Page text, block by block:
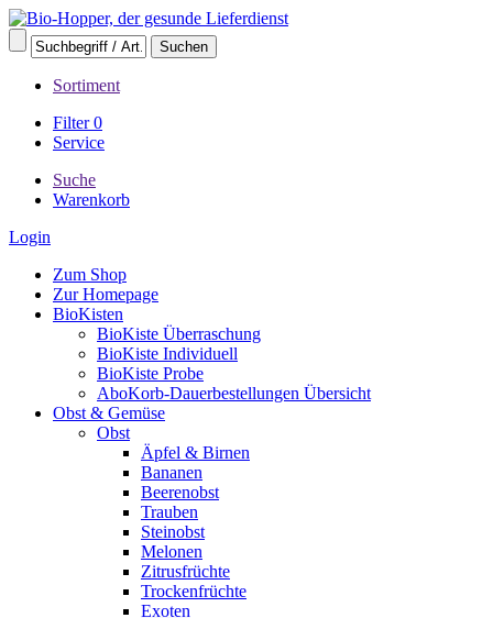
Sortiment
Filter0
Service
Suche
Warenkorb
Login
Zum Shop
Zur Homepage
BioKisten
BioKiste Überraschung
BioKiste Individuell
BioKiste Probe
AboKorb-Dauerbestellungen Übersicht
Obst & Gemüse
Obst
Äpfel & Birnen
Bananen
Beerenobst
Trauben
Steinobst
Melonen
Zitrusfrüchte
Trockenfrüchte
Exoten